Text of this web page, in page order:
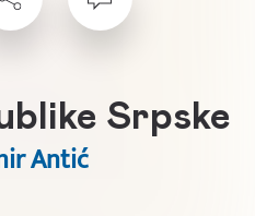
Srpske
Antić